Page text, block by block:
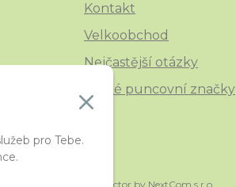
pro Tebe.
Kontakt
Velkoobchod
Nejčastější otázky
České puncovní značky
e-shop Pohoda Connectorby NextCom s.r.o.